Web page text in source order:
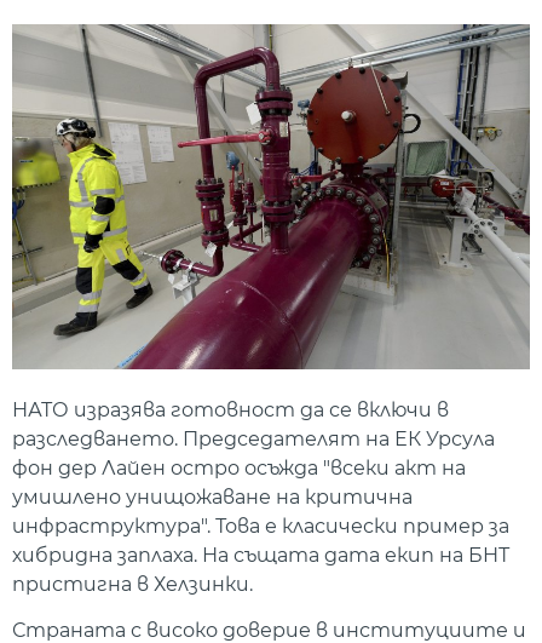
НАТО изразява готовност да се включи в
разследването. Председателят на ЕК Урсула
фон дер Лайен остро осъжда "всеки акт на
умишлено унищожаване на критична
инфраструктура". Това е класически пример за
хибридна заплаха. На същата дата екип на БНТ
пристигна в Хелзинки.
Страната с високо доверие в институциите и